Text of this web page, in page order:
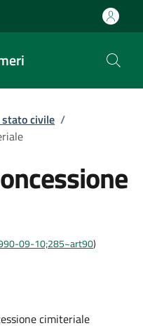
civile /
09-10;285~art90)
cimiteriale